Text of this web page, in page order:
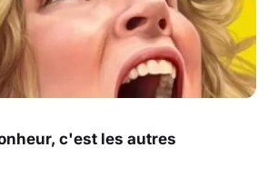
c'est les autres